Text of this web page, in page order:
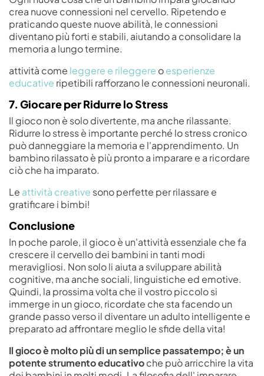
crea nuove connessioni nel cervello. Ripetendo e
praticando queste nuove abilità, le connessioni
diventano più forti e stabili, aiutando a consolidare la
memoria a lungo termine.
attività come leggere e rileggere oesperienze
educative ripetibili rafforzano le connessioni neuronali.
7. Giocare per Ridurre lo Stress
Il gioco non è solo divertente, ma anche rilassante.
Ridurre lo stress è importante perché lo stress cronico
può danneggiare la memoria e l'apprendimento. Un
bambino rilassato è più pronto a imparare e a ricordare
ciò che ha imparato.
Le attività creative sono perfette per rilassare e
gratificare i bimbi!
Conclusione
In poche parole, il gioco è un'attività essenziale che fa
crescere il cervello dei bambini in tanti modi
meravigliosi. Non solo li aiuta a sviluppare abilità
cognitive, ma anche sociali, linguistiche ed emotive.
Quindi, la prossima volta che il vostro piccolo si
immerge in un gioco, ricordate che sta facendo un
grande passo verso il diventare un adulto intelligente e
preparato ad affrontare meglio le sfide della vita!
Il gioco è molto più di un semplice passatempo; è un
potente strumento educativoche può arricchire la vita